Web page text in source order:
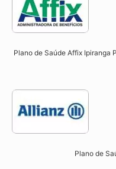
Plano de Saúde Affix Ipiranga
Plano de